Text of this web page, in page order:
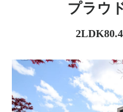
プラウ
​2LDK